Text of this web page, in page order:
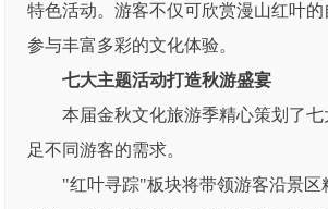
特色活动。游客不仅可欣赏漫山红叶
参与丰富多彩的文化体验。
七大主题活动打造秋游盛宴
本届金秋文化旅游季精心策划了
足不同游客的需求。
"红叶寻踪"板块将带领游客沿景区